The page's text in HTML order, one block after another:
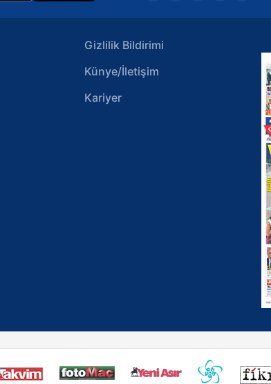
Gizlilik Bildirimi
Künye/İletişim
Kariyer